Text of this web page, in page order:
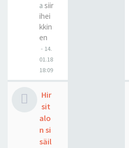
a siir
ihei
kkin
en
- 14.
01.18
18:09
Hir
sit
alo
n si
säil